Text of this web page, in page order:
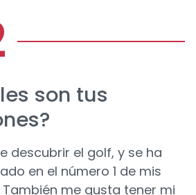
son tus
descubrir el golf, y se ha
en el número 1 de mis
También me gusta tener mi